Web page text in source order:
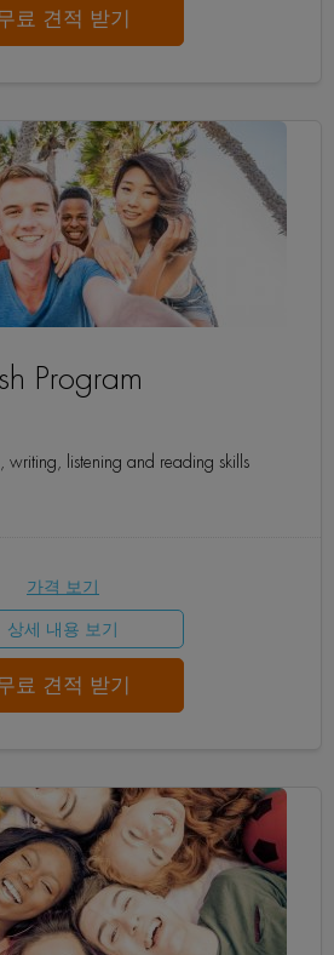
료 견적 받기
Program
writing, listening and reading skills
가격 보기
상세 내용 보기
료 견적 받기